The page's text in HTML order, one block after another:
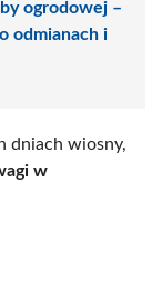
ogrodowej –
odmianach i
dniach wiosny,
w